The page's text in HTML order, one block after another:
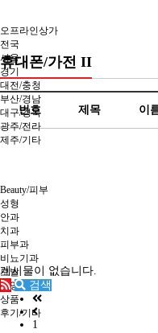
오프라인상가
전국
서울
경기
대전/충청
부산/경남
대구/경북
광주/전라
제주/기타
Beauty/피부
성형
안과
치과
피부과
비뇨기과
모발
반영구
상품
후기/기타
휴대폰/가전 II
번호 제목 이
게시물이 없습니다.
검색
1